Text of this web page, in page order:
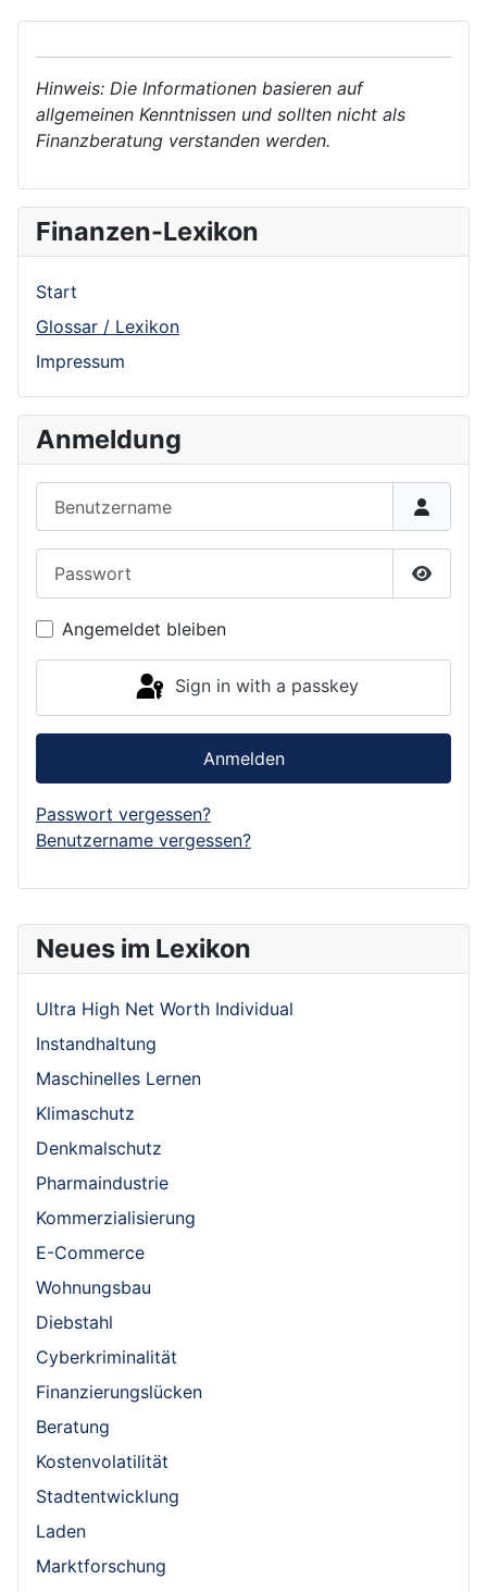
Neues im Lexikon
Ultra High Net Worth Individual
Instandhaltung
Maschinelles Lernen
Klimaschutz
Denkmalschutz
Pharmaindustrie
Kommerzialisierung
E-Commerce
Wohnungsbau
Diebstahl
Cyberkriminalität
Finanzierungslücken
Beratung
Kostenvolatilität
Stadtentwicklung
Laden
Marktforschung
Hinweis: Die Informationen basieren auf
allgemeinen Kenntnissen und sollten nicht als
Finanzberatung verstanden werden.
Finanzen-Lexikon
Start
Glossar / Lexikon
Impressum
Anmeldung
Show
Angemeldet bleiben
Sign in with a passkey
Anmelden
Passwort vergessen?
Benutzername vergessen?